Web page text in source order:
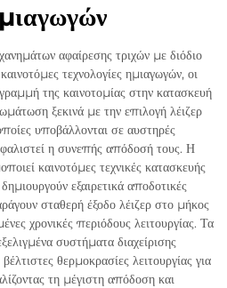
αφαίρεσης τριχών με διόδιο
τεχνολογίες ημιαγωγών, οι
της καινοτομίας στην κατασκευή
ξεκινά με την επιλογή λέιζερ
υποβάλλονται σε αυστηρές
η συνεπής απόδοσή τους. Η
καινοτόμες τεχνικές κατασκευής
εξαιρετικά αποδοτικές
σταθερή έξοδο λέιζερ στο μήκος
χρονικές περιόδους λειτουργίας. Τα
συστήματα διαχείρισης
θερμοκρασίες λειτουργίας για
τη μέγιστη απόδοση και